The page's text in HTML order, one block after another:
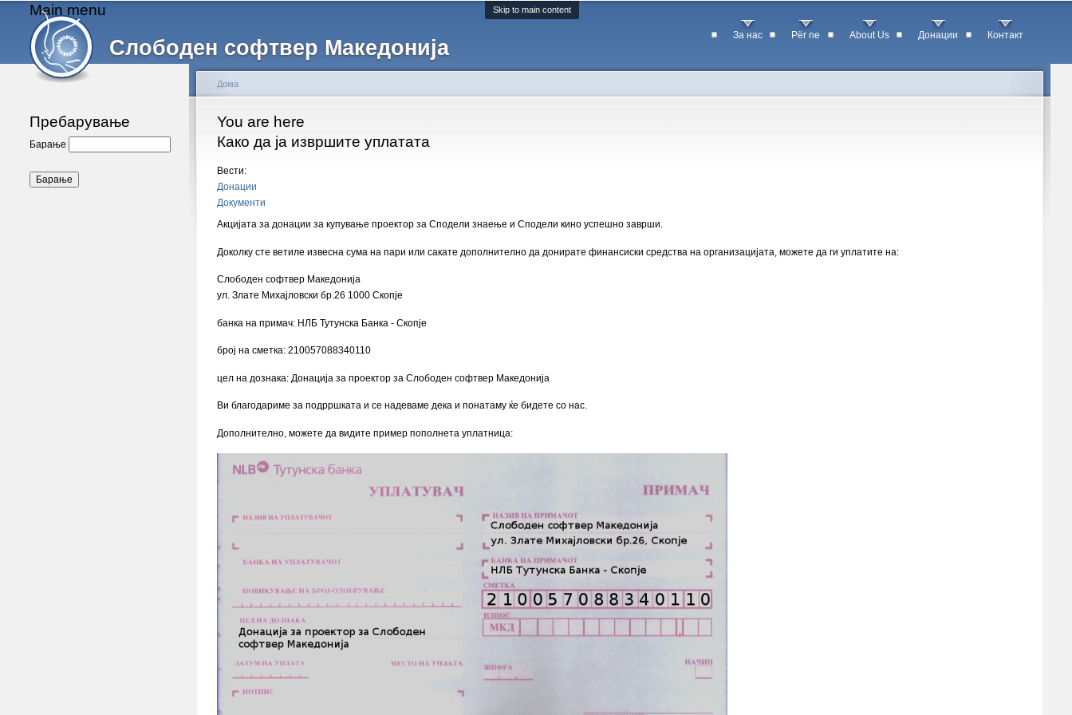
Skip to main content
Слободен софтвер Македонија
Main menu
За нас Për ne About Us Донации Контакт
Пребарување
Барање
You are here
Дома
Како да ја извршите уплатата
Вести:
Донации
Документи
Акцијата за донации за купување проектор за Сподели знаење и Сподели кино успешно заврши.
Доколку сте ветиле извесна сума на пари или сакате дополнително да донирате финансиски средства на организацијата, можете да ги уплатите на:
Слободен софтвер Македонија
ул. Злате Михајловски бр.26 1000 Скопје
банка на примач: НЛБ Тутунска Банка - Скопје
број на сметка: 210057088340110
цел на дознака: Донација за проектор за Слободен софтвер Македонија
Ви благодариме за подрршката и се надеваме дека и понатаму ќе бидете со нас.
Дополнително, можете да видите пример пополнета уплатница: